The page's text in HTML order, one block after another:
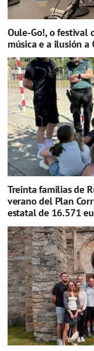
Oule-Go!, o festival
música e a ilusión
Treinta familias de
verano del Plan
estatal de 16.571